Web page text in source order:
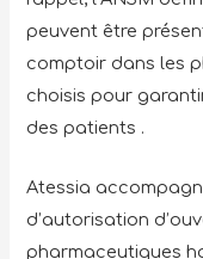
peuvent être
comptoir dans les
choisis pour
des patients .
Atessia
d’autorisation
pharmaceutiques